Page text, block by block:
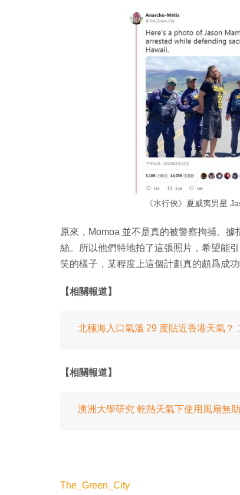
《水行俠》夏威夷男星
原來，Momoa 並不是真的被警察拘捕。
絲。所以他們特地拍了這張照片，希望能
笑的樣子，某程度上這個計劃真的頗爲成功
【相關報道】
北極海入口氣溫 29 度貼近香港天氣？
【相關報道】
澳洲大學研究 乾熱天氣下使用風扇無
The_Green_City